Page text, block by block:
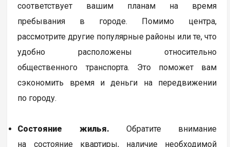
соответствует вашим планам на время
пребывания в городе. Помимо центра,
рассмотрите другие популярные районы или те, что
удобно расположены относительно
общественного транспорта. Это поможет вам
сэкономить время и деньги на передвижении
по городу.
Состояние жилья. Обратите внимание
на состояние квартиры, наличие необходимой